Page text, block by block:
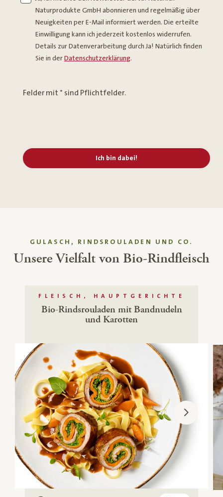
Naturprodukte GmbH abonnieren und regelmäßig über
Neuigkeiten per E-Mail informiert werden. Die erteilte
Einwilligung kann ich jederzeit kostenlos widerrufen.
Details zur Datenverarbeitung durch Ja! Natürlich finden
Sie in derDatenschutzerklärung.
Felder mit * sind Pflichtfelder.
Ich bin dabei!
GULASCH, RINDSROULADEN UND CO.
Unsere Vielfalt von Bio-Rindfleisch
FLEISCH, HAUPTGERICHTE
Bio-Rindsrouladen mit Bandnudeln
und Karotten